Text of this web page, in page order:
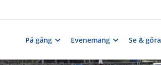
På gång Evenemang Se & göra